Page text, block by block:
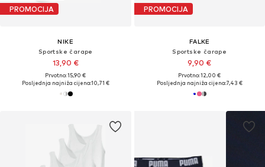
PROMOCIJA
NIKE
Sportske čarape
13,90 €
Prvotno: 15,90 €
Posljednja najniža cijena:10,71 €
PROMOCIJA
FALKE
Sportske čarape
9,90 €
Prvotno: 12,00 €
Posljednja najniža cijena:7,43 €